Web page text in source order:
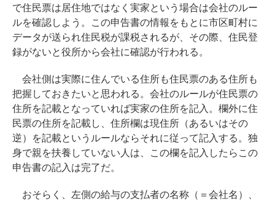
で住民票は居住地ではなく実家という場合は会社のルー
ルを確認しよう。この申告書の情報をもとに市区町村に
データが送られ住民税が課税されるが、その際、住民登
録がないと役所から会社に確認が行われる。
会社側は実際に住んでいる住所も住民票のある住所も
把握しておきたいと思われる。会社のルールが住民票の
住所を記載となっていれば実家の住所を記入。欄外に住
民票の住所を記載し、住所欄は現住所（あるいはその
逆）を記載というルールならそれに従って記入する。独
身で親を扶養していない人は、この欄を記入したらこの
申告書の記入は完了だ。
おそらく、左側の給与の支払者の名称（＝会社名）、